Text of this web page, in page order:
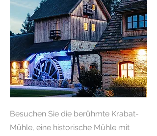
Besuchen Sie die berühmte Krabat-
Mühle, eine historische Mühle mit